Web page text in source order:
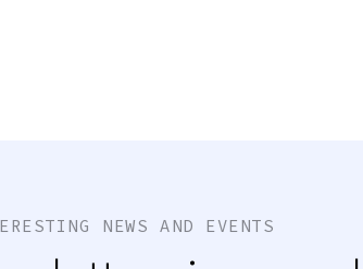
NEWS AND EVENTS